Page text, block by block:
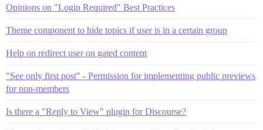
Opinions on "Login Required" Best Practices
Theme component to hide topics if user is in a certain group
Help on redirect user on gated content
"See only first post" - Permission for implementing public previews
for non-members
Is there a "Reply to View" plugin for Discourse?